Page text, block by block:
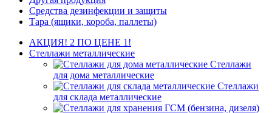
Средства дезинфекции и защиты
Тара (ящики, короба, паллеты)
АКЦИЯ! 2 ПО ЦЕНЕ 1!
Стеллажи металлические
Стеллажи
для дома металлические
Стеллажи
для склада металлические